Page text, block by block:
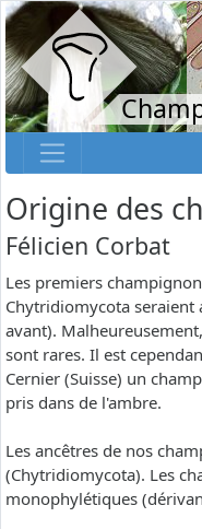
Origine des
Félicien Corbat
Les premiers
Chytridiomycota seraient
avant).
sont rares. Il est
Cernier (Suisse) un
pris dans de l'ambre.
Les ancêtres de nos
(Chytridiomycota). Les
monophylétiques